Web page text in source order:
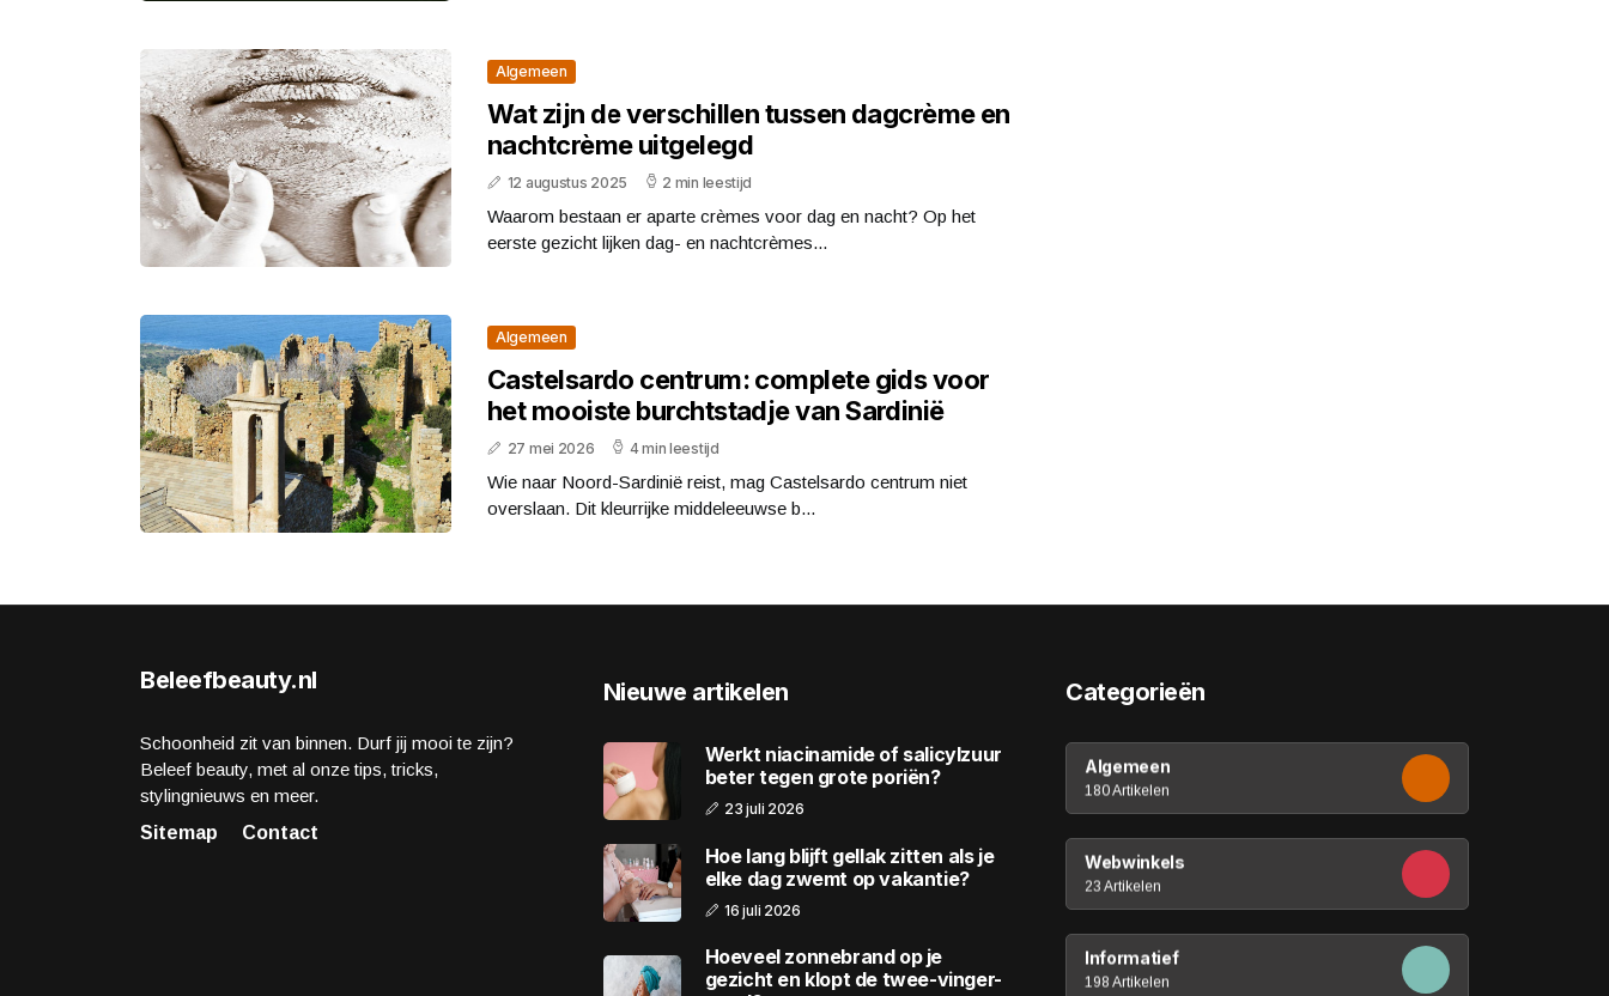
Algemeen
Wat zijn de verschillen tussen dagcrème en
nachtcrème uitgelegd
12 augustus 2025 2 min leestijd
Waarom bestaan er aparte crèmes voor dag en nacht? Op het
eerste gezicht lijken dag- en nachtcrèmes...
Algemeen
Castelsardo centrum: complete gids voor
het mooiste burchtstadje van Sardinië
27 mei 2026 4 min leestijd
Wie naar Noord-Sardinië reist, mag Castelsardo centrum niet
overslaan. Dit kleurrijke middeleeuwse b...
Beleefbeauty.nl
Schoonheid zit van binnen. Durf jij mooi te zijn?
Beleef beauty, met al onze tips, tricks,
stylingnieuws en meer.
Sitemap
Contact
Nieuwe artikelen
Werkt niacinamide of salicylzuur
beter tegen grote poriën?
23 juli 2026
Hoe lang blijft gellak zitten als je
elke dag zwemt op vakantie?
16 juli 2026
Hoeveel zonnebrand op je
gezicht en klopt de twee-vinger-
Categorieën
Algemeen
180 Artikelen
Webwinkels
23 Artikelen
Informatief
198 Artikelen